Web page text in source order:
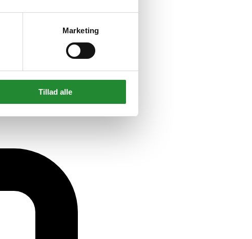
Marketing
Tillad alle